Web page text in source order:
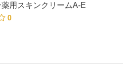
用スキンクリームA-E
0